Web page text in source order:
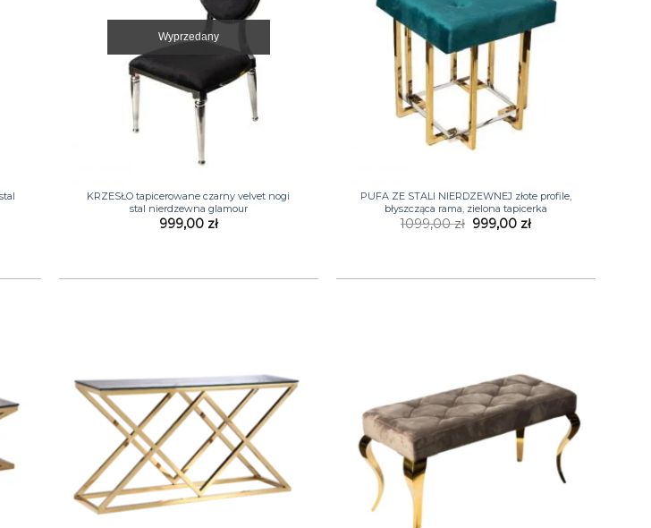
Wyprzedany
KRZESŁO tapicerowane czarny velvet nogi
stal nierdzewna glamour
999,00 zł
PUFA ZE STALI NIERDZEWNEJ złote profile,
błyszcząca rama, zielona tapicerka
1099,00zł Pierwotna
cena
999,00 złAktualna